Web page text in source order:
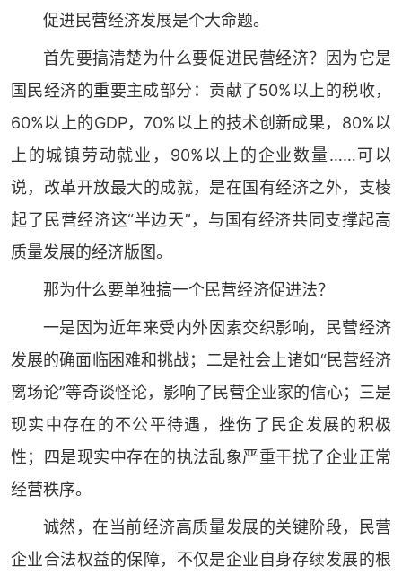
促进民营经济发展是个大命题。
首先要搞清楚为什么要促进民营经济？因为它是
国民经济的重要主成部分：贡献了50%以上的税收，
60%以上的GDP，70%以上的技术创新成果，80%以
上的城镇劳动就业，90%以上的企业数量……可以
说，改革开放最大的成就，是在国有经济之外，支棱
起了民营经济这“半边天”，与国有经济共同支撑起高
质量发展的经济版图。
那为什么要单独搞一个民营经济促进法？
一是因为近年来受内外因素交织影响，民营经济
发展的确面临困难和挑战；二是社会上诸如“民营经济
离场论”等奇谈怪论，影响了民营企业家的信心；三是
现实中存在的不公平待遇，挫伤了民企发展的积极
性；四是现实中存在的执法乱象严重干扰了企业正常
经营秩序。
诚然，在当前经济高质量发展的关键阶段，民营
企业合法权益的保障，不仅是企业自身存续发展的根